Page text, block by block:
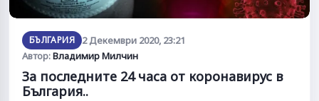
БЪЛГАРИЯ 2 Декември 2020, 23:21
Автор:Владимир Милчин
За последните 24 часа от коронавирус в
България..